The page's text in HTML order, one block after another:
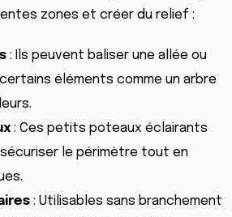
zones et créer du relief :
: Ils peuvent baliser une allée ou
éléments comme un arbre
: Ces petits poteaux éclairants
le périmètre tout en
: Utilisables sans branchement